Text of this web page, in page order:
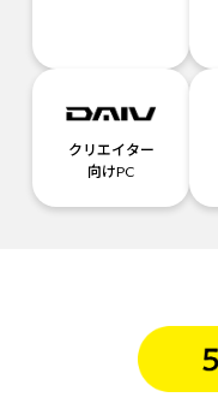
クリエイター
向けPC